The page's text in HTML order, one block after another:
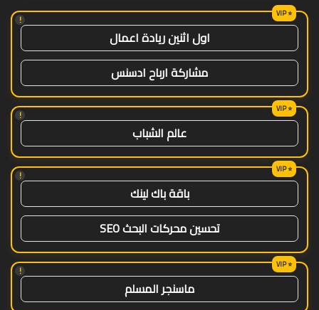
!
اول اثنين ريادة اعمال
مشاركة ارباح ادسنس
!
عالم الشباب
!
باقة باك لينك
تحسين محركات البحث SEO
!
ماسنجر المسلم